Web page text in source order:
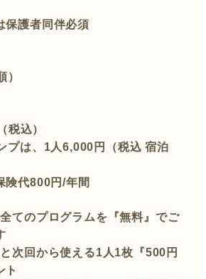
護者同伴必須
）
税込）
プは、1人6,000円（税込 宿泊
代800円/年間
てのプログラムを『無料』でご
次回から使える1人1枚『500円
ト